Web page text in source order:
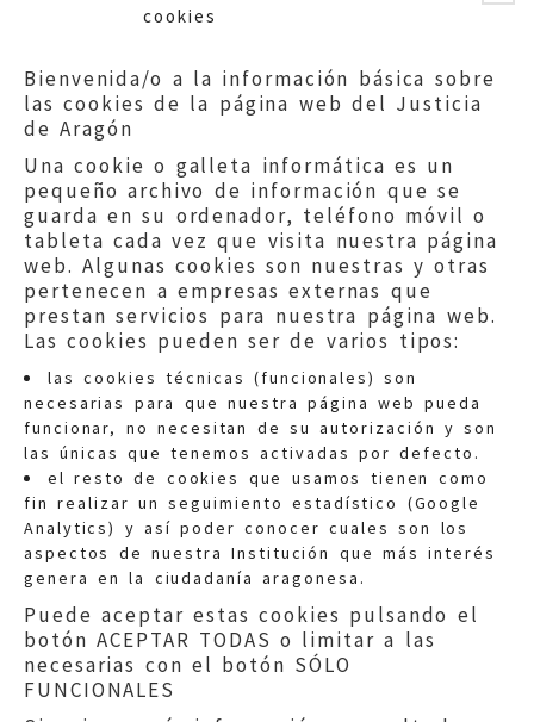
cookies
Bienvenida/o a la información básica sobre
las cookies de la página web del Justicia
de Aragón
Una cookie o galleta informática es un
pequeño archivo de información que se
guarda en su ordenador, teléfono móvil o
tableta cada vez que visita nuestra página
web. Algunas cookies son nuestras y otras
pertenecen a empresas externas que
prestan servicios para nuestra página web.
Las cookies pueden ser de varios tipos:
las cookies técnicas (funcionales) son
necesarias para que nuestra página web pueda
funcionar, no necesitan de su autorización y son
las únicas que tenemos activadas por defecto.
el resto de cookies que usamos tienen como
fin realizar un seguimiento estadístico (Google
Analytics) y así poder conocer cuales son los
aspectos de nuestra Institución que más interés
genera en la ciudadanía aragonesa.
Puede aceptar estas cookies pulsando el
botón ACEPTAR TODAS o limitar a las
necesarias con el botón SÓLO
FUNCIONALES
Quejas:quejas@eljusticiadearagon.es
Información general:
informacion@eljusticiadearagon.es
Teléfonos:900 210 210/